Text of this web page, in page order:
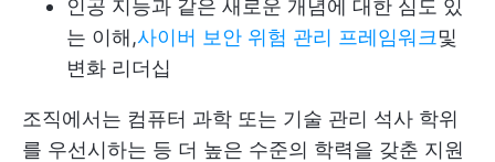
인공 지능과 같은 새로운 개념에 대한 심도 있
는 이해,사이버 보안 위험 관리 프레임워크및
변화 리더십
조직에서는 컴퓨터 과학 또는 기술 관리 석사 학위
를 우선시하는 등 더 높은 수준의 학력을 갖춘 지원